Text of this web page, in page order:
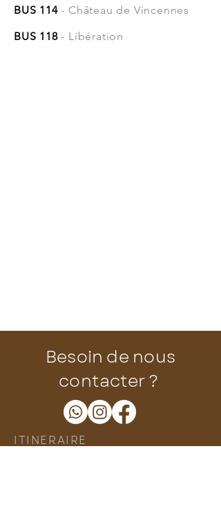
BUS 114- Château de Vincennes
BUS 118- Libération
Besoin de nous
contacter ?
ITINERAIRE